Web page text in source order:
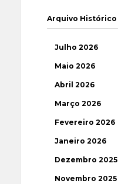
Arquivo Histórico
Julho 2026
Maio 2026
Abril 2026
Março 2026
Fevereiro 2026
Janeiro 2026
Dezembro 2025
Novembro 2025